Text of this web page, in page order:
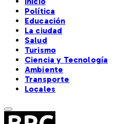
Política
Educación
La ciudad
Salud
Turismo
Ciencia y Tecnología
Ambiente
Transporte
Locales